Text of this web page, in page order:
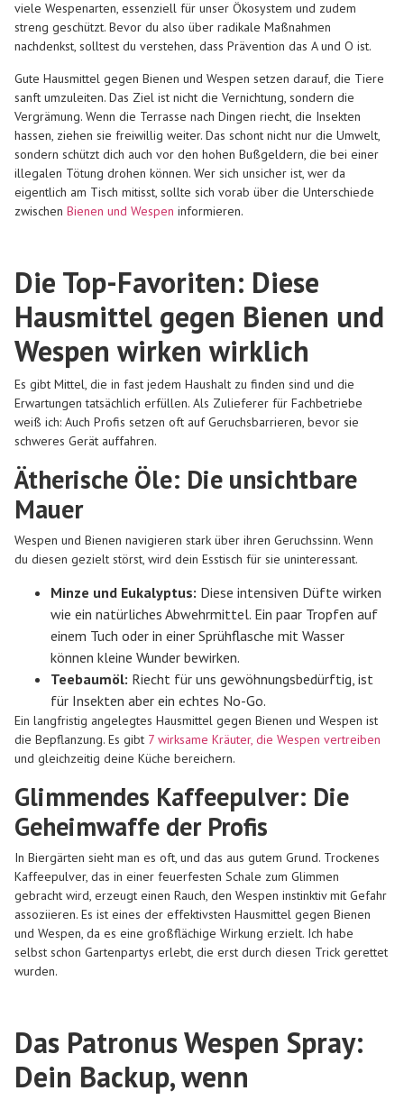
viele Wespenarten, essenziell für unser Ökosystem und zudem
streng geschützt. Bevor du also über radikale Maßnahmen
nachdenkst, solltest du verstehen, dass Prävention das A und O ist.
Gute Hausmittel gegen Bienen und Wespen setzen darauf, die Tiere
sanft umzuleiten. Das Ziel ist nicht die Vernichtung, sondern die
Vergrämung. Wenn die Terrasse nach Dingen riecht, die Insekten
hassen, ziehen sie freiwillig weiter. Das schont nicht nur die Umwelt,
sondern schützt dich auch vor den hohen Bußgeldern, die bei einer
illegalen Tötung drohen können. Wer sich unsicher ist, wer da
eigentlich am Tisch mitisst, sollte sich vorab über die Unterschiede
zwischen Bienen und Wespen informieren.
Die Top-Favoriten: Diese
Hausmittel gegen Bienen und
Wespen wirken wirklich
Es gibt Mittel, die in fast jedem Haushalt zu finden sind und die
Erwartungen tatsächlich erfüllen. Als Zulieferer für Fachbetriebe
weiß ich: Auch Profis setzen oft auf Geruchsbarrieren, bevor sie
schweres Gerät auffahren.
Ätherische Öle: Die unsichtbare
Mauer
Wespen und Bienen navigieren stark über ihren Geruchssinn. Wenn
du diesen gezielt störst, wird dein Esstisch für sie uninteressant.
Minze und Eukalyptus: Diese intensiven Düfte wirken
wie ein natürliches Abwehrmittel. Ein paar Tropfen auf
einem Tuch oder in einer Sprühflasche mit Wasser
können kleine Wunder bewirken.
Teebaumöl: Riecht für uns gewöhnungsbedürftig, ist
für Insekten aber ein echtes No-Go.
Ein langfristig angelegtes Hausmittel gegen Bienen und Wespen ist
die Bepflanzung. Es gibt 7 wirksame Kräuter, die Wespen vertreiben
und gleichzeitig deine Küche bereichern.
Glimmendes Kaffeepulver: Die
Geheimwaffe der Profis
In Biergärten sieht man es oft, und das aus gutem Grund. Trockenes
Kaffeepulver, das in einer feuerfesten Schale zum Glimmen
gebracht wird, erzeugt einen Rauch, den Wespen instinktiv mit Gefahr
assoziieren. Es ist eines der effektivsten Hausmittel gegen Bienen
und Wespen, da es eine großflächige Wirkung erzielt. Ich habe
selbst schon Gartenpartys erlebt, die erst durch diesen Trick gerettet
wurden.
Das Patronus Wespen Spray:
Dein Backup, wenn